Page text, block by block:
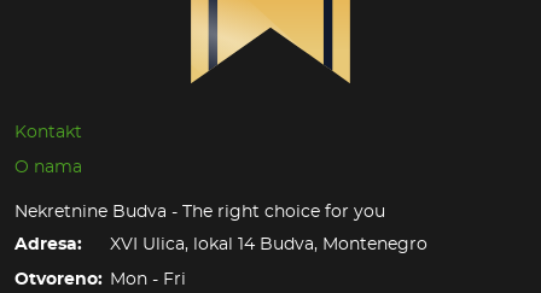
Kontakt
O nama
Nekretnine Budva - The right choice for you
Adresa:
XVI Ulica, lokal 14 Budva, Montenegro
Otvoreno: Mon - Fri